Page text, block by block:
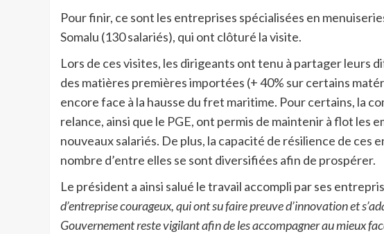
Pour finir, ce sont les entreprises spécialisées en
Somalu (130 salariés), qui ont clôturé la visite.
Lors de ces visites, les dirigeants ont tenu à partager leurs
des matières premières importées (+ 40% sur certains
encore face à la hausse du fret maritime. Pour certains, la
relance, ainsi que le PGE, ont permis de maintenir à flot les
nouveaux salariés. De plus, la capacité de résilience de ces
nombre d’entre elles se sont diversifiées afin de prospérer.
Le président a ainsi salué le travail accompli par ses
d’entreprise courageux, qui ont su faire preuve d’innovation et
Gouvernement reste vigilant afin de les accompagner au mieux